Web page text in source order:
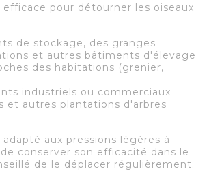
pour détourner les oiseaux
de stockage, des granges
et autres bâtiments d'élevage
des habitations (grenier,
industriels ou commerciaux
et autres plantations d'arbres
aux pressions légères à
conserver son efficacité dans le
de le déplacer régulièrement.